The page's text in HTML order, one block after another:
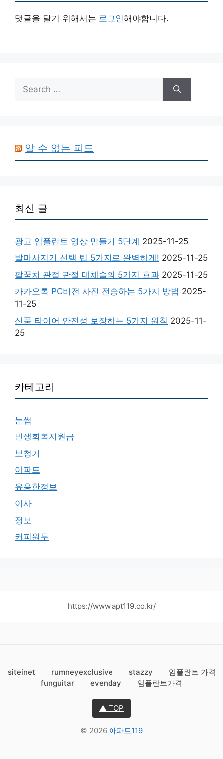
댓글을 달기 위해서는 로그인해야합니다.
for:
알 수 없는 피드
최신 글
광고 임플란트 영상 만들기 5단계 2025-11-25
발마사지기 선택 팁 5가지로 완벽하게! 2025-11-25
팔꿈치 관절 관절 대체술의 5가지 효과 2025-11-25
카카오톡 PC버전 사진 전송하는 5가지 방법 2025-
11-25
신품 타이어 안전성 보장하는 5가지 원칙 2025-11-
25
카테고리
눈썹
민생회복지원금
보청기
아파트
유용한정보
이사
정보
커피원두
https://www.apt119.co.kr/
siteinet rumneyexclusive stazzy
임플란트 가격
funguitar
evenday 임플란트가격
▲ TOP
© 2026 아파트119